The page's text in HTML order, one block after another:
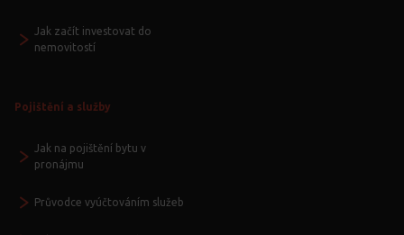
Jak začít investovat do
nemovitostí
Pojištění a služby
Jak na pojištění bytu v
pronájmu
Průvodce vyúčtováním služeb